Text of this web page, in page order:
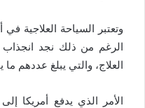
وتعتبر السياحة العلاجية
الرغم من ذلك نجد انجذاب
العلاج، والتي يبلغ عددهم ما يقرب من
الأمر الذي يدفع أمريكا